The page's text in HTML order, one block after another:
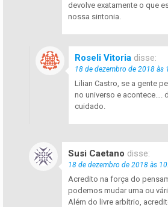
devolve exatamente o que
nossa sintonia.
Roseli Vitoria disse:
18 de dezembro de 2018 às
Lilian Castro, se a gente
no universo e acontece….
cuidado.
Susi Caetano disse:
18 de dezembro de 2018 às
Acredito na força do
podemos mudar uma ou
Além do livre arbítrio,